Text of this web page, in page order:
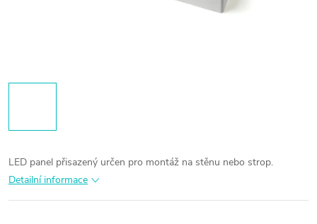
LED panel přisazený určen pro montáž na stěnu nebo strop.
Detailní informace